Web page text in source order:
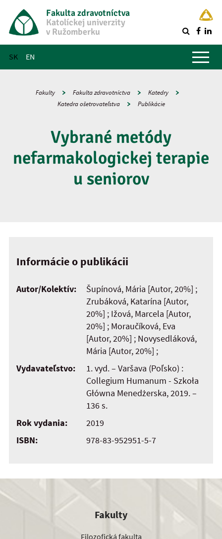
Fakulta zdravotníctva
Katolíckej univerzity
v Ružomberku
SK EN
Hlavné menu
Fakulty Fakulta zdravotníctva
Katedry
Katedra ošetrovateľstva
Publikácie
Vybrané metódy
nefarmakologickej terapie
u seniorov
Informácie o publikácii
Autor/Kolektív:
Šupínová, Mária [Autor, 20%] ;
Zrubáková, Katarína [Autor,
20%] ; Ižová, Marcela [Autor,
20%] ; Moraučíková, Eva
[Autor, 20%] ; Novysedláková,
Mária [Autor, 20%] ;
Vydavateľstvo:
1. vyd. – Varšava (Poľsko) :
Collegium Humanum - Szkoła
Główna Menedżerska, 2019. –
136 s.
Rok vydania:
2019
ISBN:
978-83-952951-5-7
Fakulty
Filozofická fakulta